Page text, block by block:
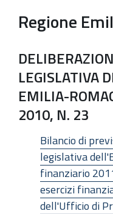
Regione
LEGISLATIVA
EMILIA-
2010, N. 23
Bilancio di
legislativa
finanziario
esercizi
dell'Ufficio di